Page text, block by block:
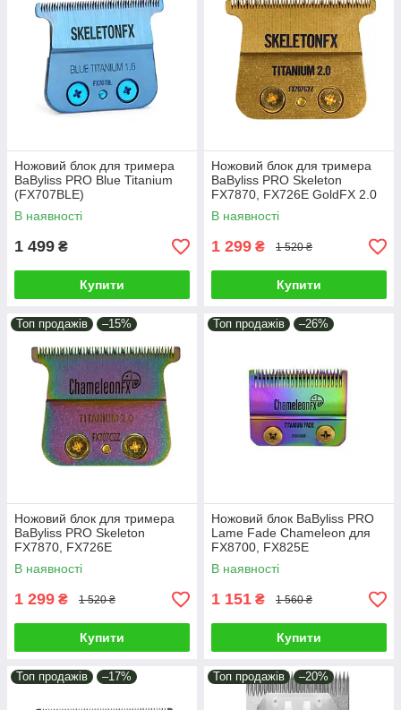
Ножовий блок для тримера
BaByliss PRO Blue Titanium
(FX707BLE)
В наявності
1 499 ₴
Купити
Ножовий блок для тримера
BaByliss PRO Skeleton
FX7870, FX726E GoldFX 2.0
(FX707G2ZE)
В наявності
1 299 ₴ 1 520 ₴
Купити
Топ продажів –15%
Ножовий блок для тримера
BaByliss PRO Skeleton
FX7870, FX726E
ChameleonFX 2.0
(FX707C2ZE)
В наявності
1 299 ₴ 1 520 ₴
Купити
Топ продажів –26%
Ножовий блок BaByliss PRO
Lame Fade Chameleon для
FX8700, FX825E
(FX8010CME)
В наявності
1 151 ₴ 1 560 ₴
Купити
Топ продажів –17% Топ продажів –20%